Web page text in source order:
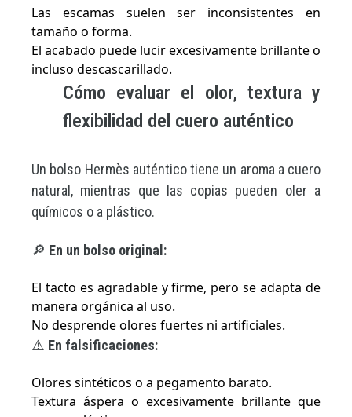
Las escamas suelen ser inconsistentes en
tamaño o forma.
El acabado puede lucir excesivamente brillante o
incluso descascarillado.
Cómo evaluar el olor, textura y
flexibilidad del cuero auténtico
Un bolso Hermès auténtico tiene un aroma a cuero
natural, mientras que las copias pueden oler a
químicos o a plástico.
🔎 En un bolso original:
El tacto es agradable y firme, pero se adapta de
manera orgánica al uso.
No desprende olores fuertes ni artificiales.
⚠️ En falsificaciones:
Olores sintéticos o a pegamento barato.
Textura áspera o excesivamente brillante que